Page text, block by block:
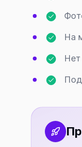
На